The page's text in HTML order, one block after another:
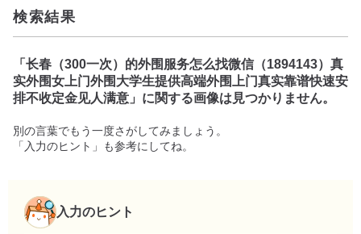
を
調
べ
よ
う
検索結果
「 长春（300一次）的外围服务怎么找微信（1894143）真
实外围女上门外围大学生提供高端外围上门真实靠谱快速安
排不收定金见人满意 」に関する画像は見つかりません。
別の言葉でもう一度さがしてみましょう。
「入力のヒント」も参考にしてね。
入力のヒント